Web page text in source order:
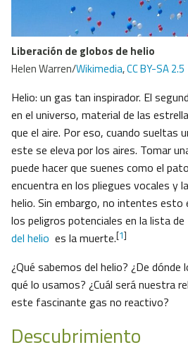
Liberación de globos de helio
Helen Warren/Wikimedia,CC BY-SA 2.5
Helio: un gas tan inspirador. El
en el universo, material de las
que el aire. Por eso, cuando sueltas
este se eleva por los aires. Tomar
puede hacer que suenes como el
encuentra en los pliegues vocales y
helio. Sin embargo, no intentes esto
los peligros potenciales en la lista de
del helio es la muerte.[1]
¿Qué sabemos del helio? ¿De
qué lo usamos? ¿Cuál será nuestra
este fascinante gas no reactivo?
Descubrimiento